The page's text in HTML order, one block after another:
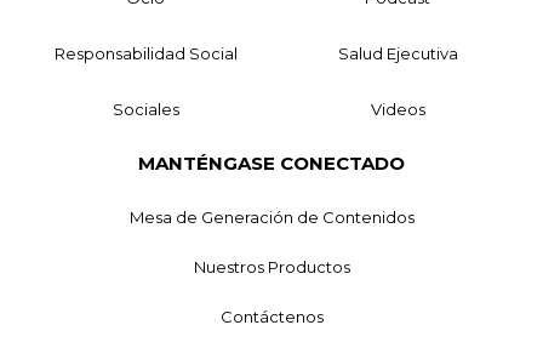
Responsabilidad Social Salud Ejecutiva
Sociales Videos
MANTÉNGASE CONECTADO
Mesa de Generación de Contenidos
Nuestros Productos
Contáctenos